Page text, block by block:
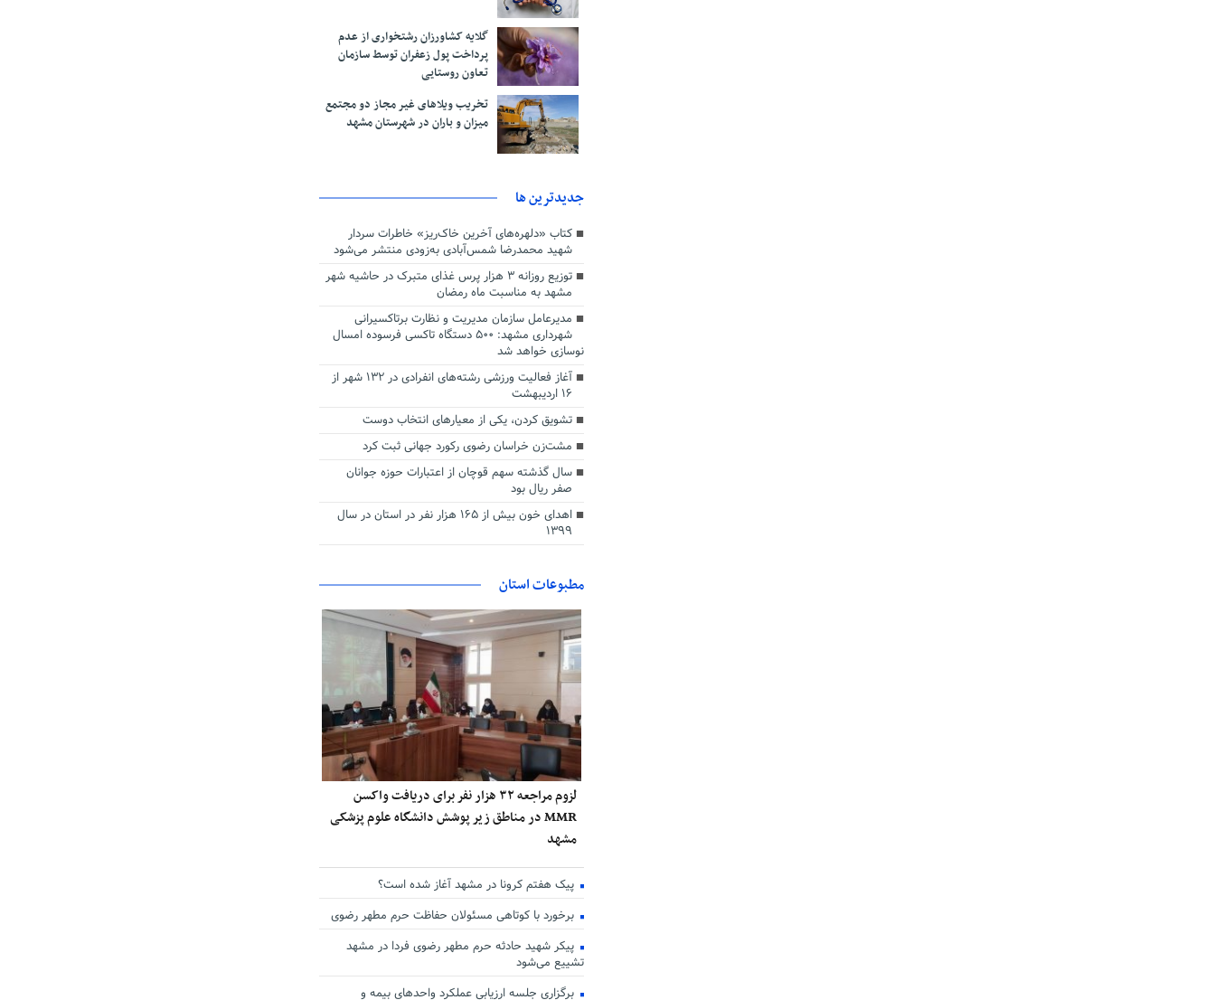
گلایه کشاورزان رشتخواری از عدم
پرداخت پول زعفران توسط سازمان
تعاون روستایی
تخریب ویلاهای غیر مجاز دو مجتمع
میزان و باران در شهرستان مشهد
جديدترين ها
کتاب «دلهره‌های آخرین خاک‌ریز» خاطرات سردار
شهید محمدرضا شمس‌آبادی به‌زودی منتشر می‌شود
توزیع روزانه ۳ هزار پرس غذای متبرک در حاشیه شهر
مشهد به مناسبت ماه رمضان
مدیرعامل سازمان مدیریت و نظارت برتاکسیرانی
شهرداری مشهد: ۵۰۰ دستگاه تاکسی فرسوده امسال
نوسازی خواهد شد
آغاز فعالیت ورزشی رشته‌های انفرادی در ١٣٢ شهر از
۱۶ اردیبهشت
تشویق کردن، یکی از معیارهای انتخاب دوست
مشت‌زن خراسان رضوی رکورد جهانی ثبت کرد
سال گذشته سهم قوچان از اعتبارات حوزه جوانان
صفر ریال بود
اهدای خون بیش از ۱۶۵ هزار نفر در استان در سال
۱۳۹۹
مطبوعات استان
لزوم مراجعه ۳۲ هزار نفر برای دریافت واکسن
MMR در مناطق زیر پوشش دانشگاه علوم پزشکی
مشهد
پیک هفتم کرونا در مشهد آغاز شده است؟
برخورد با کوتاهی مسئولان حفاظت حرم مطهر رضوی
پیکر شهید حادثه حرم مطهر رضوی فردا در مشهد
تشییع می‌شود
برگزاری جلسه ارزیابی عملکرد واحدهای بیمه و